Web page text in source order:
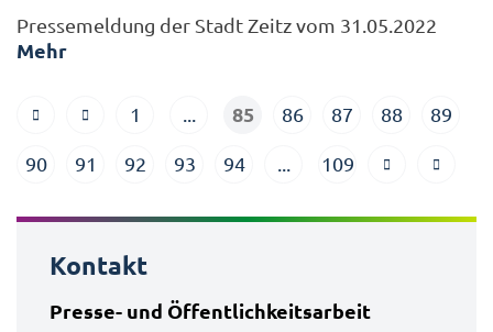
Pressemeldung der Stadt Zeitz vom 31.05.2022
Mehr
1 85 86 87 88 89
90 91 92 93 94 109
Kontakt
Presse- und Öffentlichkeitsarbeit